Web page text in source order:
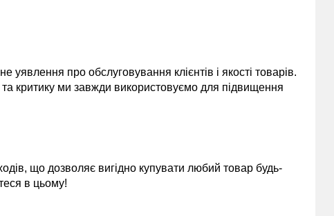
про обслуговування клієнтів і якості товарів.
критику ми завжди використовуємо для підвищення
що дозволяє вигідно купувати любий товар будь-
в цьому!